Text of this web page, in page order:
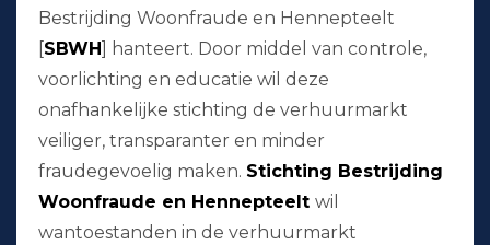
Bestrijding Woonfraude en Hennepteelt
[SBWH] hanteert. Door middel van controle,
voorlichting en educatie wil deze
onafhankelijke stichting de verhuurmarkt
veiliger, transparanter en minder
fraudegevoelig maken. Stichting Bestrijding
Woonfraude en Hennepteelt wil
wantoestanden in de verhuurmarkt